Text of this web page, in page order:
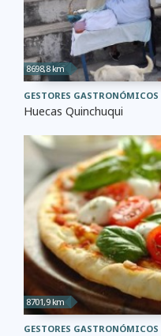
8698,8 km
GESTORES GASTRONÓMICOS
Huecas Quinchuqui
8701,9 km
GESTORES GASTRONÓMICOS